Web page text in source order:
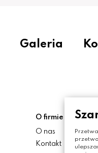
Galeria
O firmie
O nas
Kontakt